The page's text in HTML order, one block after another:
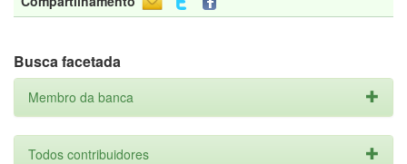
Busca facetada
Membro da banca
Todos contribuidores